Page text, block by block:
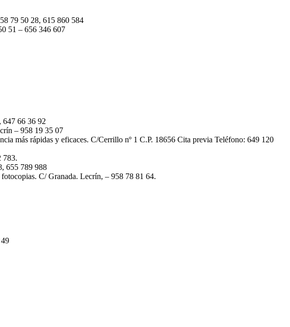
79 50 28, 615 860 584
51 – 656 346 607
647 66 36 92
– 958 19 35 07
más rápidas y eficaces. C/Cerrillo nº 1 C.P. 18656 Cita previa Teléfono: 649 120
783.
655 789 988
C/ Granada. Lecrín, – 958 78 81 64.